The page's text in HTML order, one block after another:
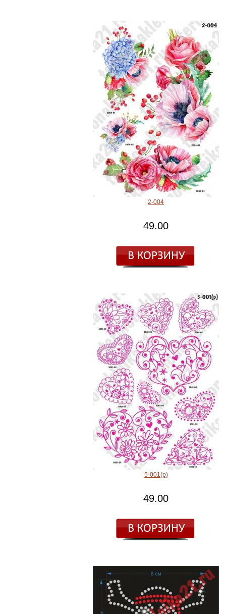
2-004
49.00
5-001(р)
49.00